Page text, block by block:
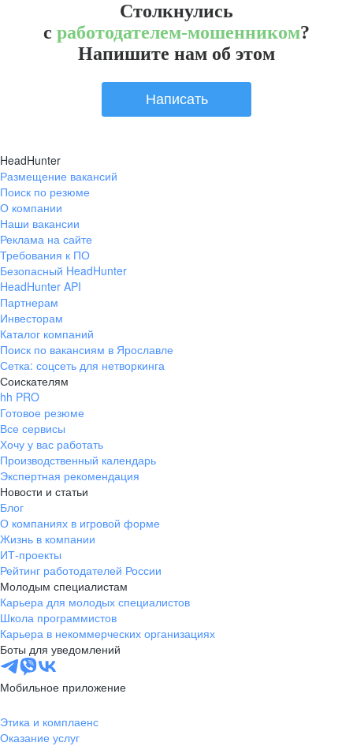
Столкнулись
с работодателем-мошенником?
Напишите нам об этом
Написать
HeadHunter
Размещение вакансий
Поиск по резюме
О компании
Наши вакансии
Реклама на сайте
Требования к ПО
Безопасный HeadHunter
HeadHunter API
Партнерам
Инвесторам
Каталог компаний
Поиск по вакансиям в Ярославле
Сетка: соцсеть для нетворкинга
Соискателям
hh PRO
Готовое резюме
Все сервисы
Хочу у вас работать
Производственный календарь
Экспертная рекомендация
Новости и статьи
Блог
О компаниях в игровой форме
Жизнь в компании
ИТ-проекты
Рейтинг работодателей России
Молодым специалистам
Карьера для молодых специалистов
Школа программистов
Карьера в некоммерческих организациях
Боты для уведомлений
Мобильное приложение
Этика и комплаенс
Оказание услуг